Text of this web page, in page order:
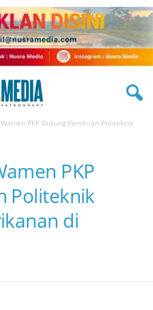
PKP Dukung Pendirian Politeknik
PKP
Politeknik
di